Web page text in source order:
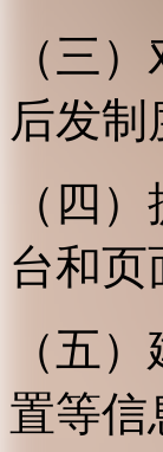
（三
后发制
（四
台和
（五
置等信